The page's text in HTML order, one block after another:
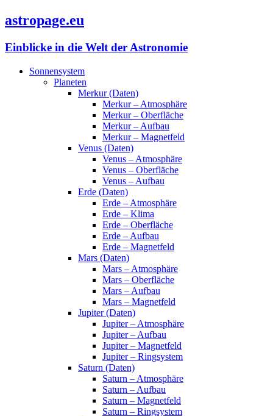
astropage.eu
Einblicke in die Welt der Astronomie
Sonnensystem
Planeten
Merkur (Daten)
Merkur – Atmosphäre
Merkur – Oberfläche
Merkur – Aufbau
Merkur – Magnetfeld
Venus (Daten)
Venus – Atmosphäre
Venus – Oberfläche
Venus – Aufbau
Erde (Daten)
Erde – Atmosphäre
Erde – Klima
Erde – Oberfläche
Erde – Aufbau
Erde – Magnetfeld
Mars (Daten)
Mars – Atmosphäre
Mars – Oberfläche
Mars – Aufbau
Mars – Magnetfeld
Jupiter (Daten)
Jupiter – Atmosphäre
Jupiter – Aufbau
Jupiter – Magnetfeld
Jupiter – Ringsystem
Saturn (Daten)
Saturn – Atmosphäre
Saturn – Aufbau
Saturn – Magnetfeld
Saturn – Ringsystem